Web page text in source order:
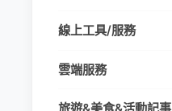
線上工具/服務
雲端服務